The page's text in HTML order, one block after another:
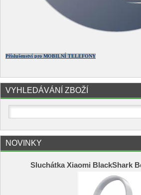
Příslušenství pro MOBILNÍ TELEFONY
VYHLEDÁVÁNÍ ZBOŽÍ
NOVINKY
Sluchátka Xiaomi BlackShark